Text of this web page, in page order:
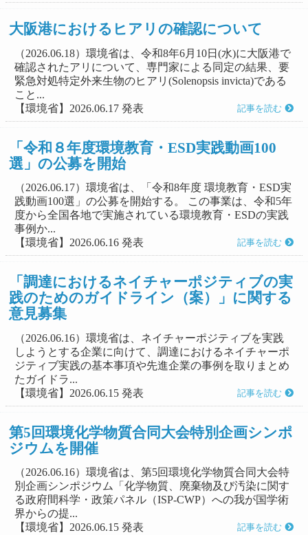
大阪港におけるヒアリの確認について
（2026.06.18）環境省は、令和8年6月10日(水)に大阪港で
確認されたアリについて、専門家による同定の結果、要
緊急対処特定外来生物のヒアリ(Solenopsis invicta)である
こと...
【環境省】2026.06.17 発表
記事を読む
「令和８年度環境教育・ESD実践動画100
選」の公募を開始
（2026.06.17）環境省は、「令和8年度 環境教育・ESD実
践動画100選」の公募を開始する。 この事業は、令和5年
度から全国各地で実施されている環境教育・ESDの実践
事例か...
【環境省】2026.06.16 発表
記事を読む
「調達におけるネイチャーポジティブの実
践のためのガイドライン（案）」に関する
意見募集
（2026.06.16）環境省は、ネイチャーポジティブを実践
しようとする企業に向けて、調達におけるネイチャーポ
ジティブ実践の基本事項や先進企業の事例を取りまとめ
たガイドラ...
【環境省】2026.06.15 発表
記事を読む
第5回環境化学物質合同大会特別企画シンポ
ジウムを開催
（2026.06.16）環境省は、第5回環境化学物質合同大会特
別企画シンポジウム「化学物質、廃棄物及び汚染に関す
る政府間科学・政策パネル（ISP-CWP）への我が国学術
界からの提...
【環境省】2026.06.15 発表
記事を読む